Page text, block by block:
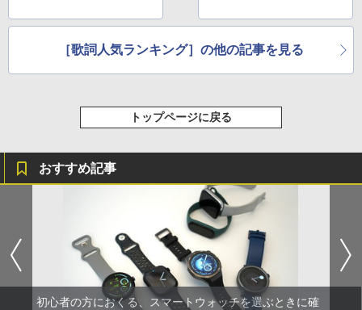
［歌詞人気ランキング］の他の記事を見る
トップページに戻る
おすすめ記事
初心者の方におくる、スマートウォッチを選ぶときに確